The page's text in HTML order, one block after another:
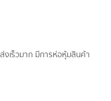
เร็วมาก มีการห่อหุ้มสินค้า